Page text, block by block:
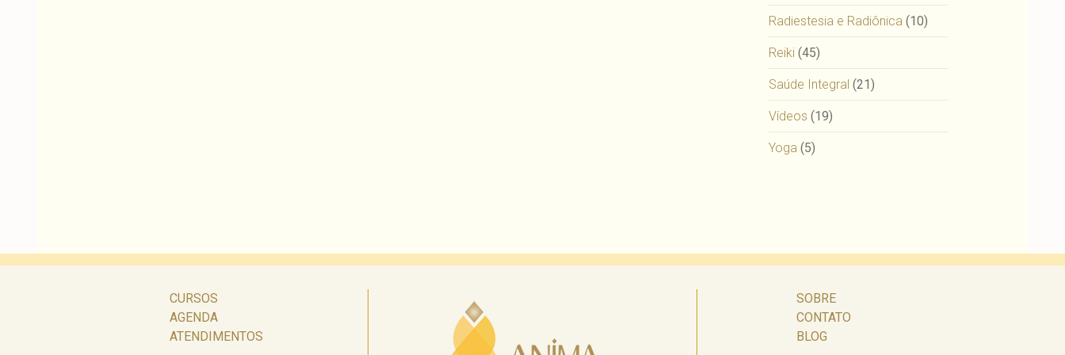
Radiestesia e Radiônica (10)
Reiki (45)
Saúde Integral (21)
Vídeos (19)
Yoga (5)
CURSOS
AGENDA
ATENDIMENTOS
SOBRE
CONTATO
BLOG